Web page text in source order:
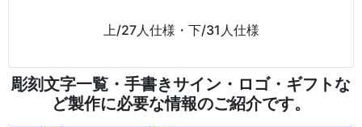
上/27人仕様・下/31人仕様
彫刻文字一覧・手書きサイン・ロゴ・ギフトな
ど製作に必要な情報のご紹介です。